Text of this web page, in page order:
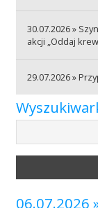
Szpitale
Badania
30.07.2026 »
akcji „Oddaj
29.07.2026 »
06.07.2026